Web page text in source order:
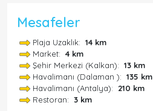
Mesafeler
Plaja Uzaklık: 14 km
Market: 4 km
Şehir Merkezi (Kalkan): 13 km
Havalimanı (Dalaman ): 135 km
Havalimanı (Antalya): 210 km
Restoran: 3 km